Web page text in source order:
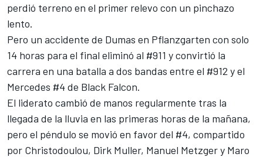
perdió terreno en el primer relevo con un pinchazo
lento.
Pero un accidente de Dumas en Pflanzgarten con solo
14 horas para el final eliminó al #911 y convirtió la
carrera en una batalla a dos bandas entre el #912 y el
Mercedes #4 de Black Falcon.
El liderato cambió de manos regularmente tras la
llegada de la lluvia en las primeras horas de la mañana,
pero el péndulo se movió en favor del #4, compartido
por Christodoulou, Dirk Muller, Manuel Metzger y Maro